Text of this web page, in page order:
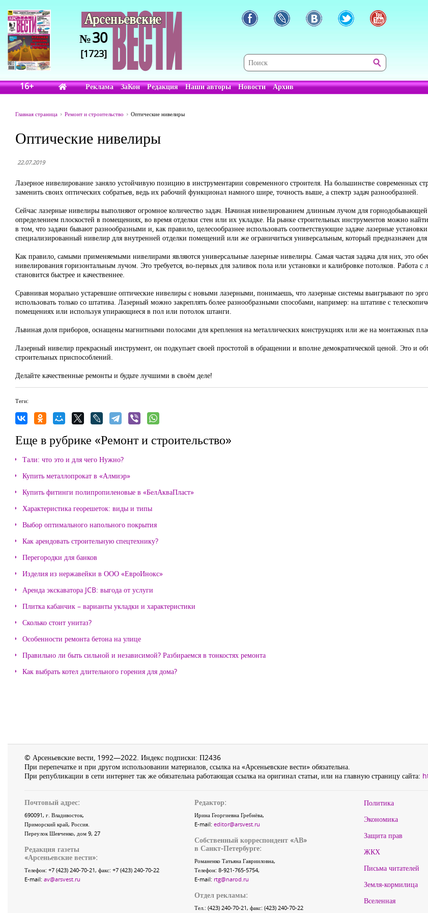
№30
[1723]
16+ Реклама ЗаКон Редакция Наши авторы Новости Архив
Главная страница Ремонт и строительство Оптические нивелиры
Оптические нивелиры
22.07.2019
Лазерное нивелирование заняло устойчивую позицию в инструментарии современного строителя. На большинстве современных
заменить своих оптических собратьев, ведь их рабочий функционал намного шире, точность выше, а спектр задач разнообразней.
Сейчас лазерные нивелиры выполняют огромное количество задач. Начиная нивелированием длинным лучом для горнодобывающей
определением плоскостей в помещениях, во время отделки стен или их укладке. На рынке строительных инструментов можно
в том, что задачи бывают разнообразными и, как правило, целесообразнее использовать соответствующие задаче лазерные
специализированный нивелир для внутренней отделки помещений или же ограничиться универсальным, который предназначен для
Как правило, самыми применяемыми нивелирами являются универсальные лазерные нивелиры. Самая частая задача для них, это
нивелирования горизонтальным лучом. Это требуется, во-первых для заливок пола или установки и калибровке потолков. Работа с
становится быстрее и качественнее.
Сравнивая морально устаревшие оптические нивелиры с новыми лазерными, понимаешь, что лазерные системы выигрывают по
использовать только со штатива. Лазерный можно закреплять более разнообразными способами, например: на штативе с
помещениях или используя упирающиеся в пол или потолок штанги.
Львиная доля приборов, оснащены магнитными полосами для крепления на металлических конструкциях или же на монтажных
Лазерный нивелир прекрасный инструмент, он подкупает своей простотой в обращении и вполне демократической ценой. Это и
строительных приспособлений.
Делайте качественные ремонты и будьте лучшими в своём деле!
Теги:
Еще в рубрике «Ремонт и строительство»
Тали: что это и для чего Нужно?
Купить металлопрокат в «Алмиэр»
Купить фитинги полипропиленовые в «БелАкваПласт»
Характеристика георешеток: виды и типы
Выбор оптимального напольного покрытия
Как арендовать строительную спецтехнику?
Перегородки для банков
Изделия из нержавейки в ООО «ЕвроИнокс»
Аренда экскаватора JCB: выгода от услуги
Плитка кабанчик – варианты укладки и характеристики
Сколько стоит унитаз?
Особенности ремонта бетона на улице
Правильно ли быть сильной и независимой? Разбираемся в тонкостях ремонта
Как выбрать котел длительного горения для дома?
© Арсеньевские вести, 1992—2022. Индекс подписки: П2436
При перепечатке и при другом использовании материалов, ссылка на «Арсеньевские вести» обязательна.
При републикации в сети интернет так же обязательна работающая ссылка на оригинал статьи, или на главную страницу сайта:
Почтовый адрес:
690091, г. Владивосток,
Приморский край, Россия.
Переулок Шевченко, дом 9, 27
Редакция газеты
«Арсеньевские вести»:
Телефон: +7 (423) 240-70-21, факс: +7 (423) 240-70-22
E-mail: av@arsvest.ru
Редактор:
Ирина Георгиевна Гребнёва,
E-mail: editor@arsvest.ru
Собственный корреспондент «АВ»
в Санкт-Петербурге:
Романенко Татьяна Гаврииловна,
Телефон: 8-921-765-5754,
E-mail: rtg@narod.ru
Отдел рекламы:
Тел.: (423) 240-70-21, факс: (423) 240-70-22
Политика
Экономика
Защита прав
ЖКХ
Письма читателей
Земля-кормилица
Вселенная